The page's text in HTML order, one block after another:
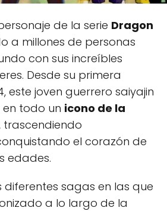
de la serie Dragon
a millones de personas
con sus increíbles
Desde su primera
este joven guerrero saiyajin
todo un icono de la
trascendiendo
el corazón de
edades.
diferentes sagas en las que
a lo largo de la